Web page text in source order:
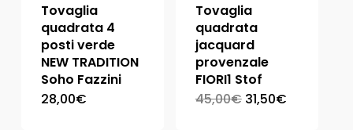
Tovaglia
quadrata 4
posti verde
NEW TRADITION
Soho Fazzini
28,00€
Tovaglia
quadrata
jacquard
provenzale
FIORI1 Stof
45,00€ 31,50€